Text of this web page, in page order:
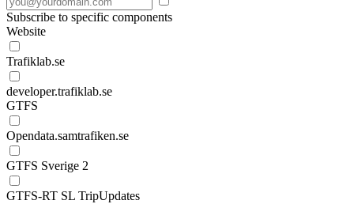
Subscribe to specific components
Website
Trafiklab.se
developer.trafiklab.se
GTFS
Opendata.samtrafiken.se
GTFS Sverige 2
GTFS-RT SL TripUpdates